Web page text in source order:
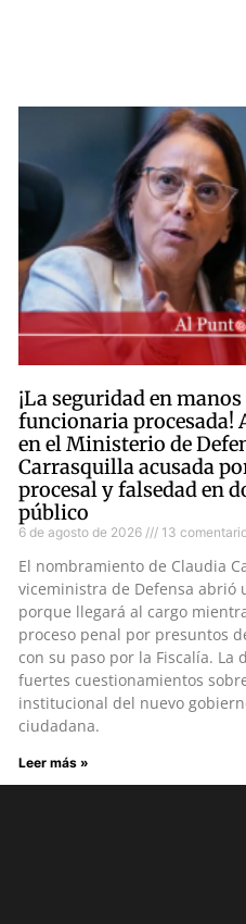
¡La seguridad en manos
funcionaria procesada!
en el Ministerio de
Carrasquilla acusada
procesal y falsedad en
público
6 de agosto de 2026 13
El nombramiento de Claudia
viceministra de Defensa abrió
porque llegará al cargo
proceso penal por presuntos
con su paso por la Fiscalía. La
fuertes cuestionamientos
institucional del nuevo
ciudadana.
Leer más »